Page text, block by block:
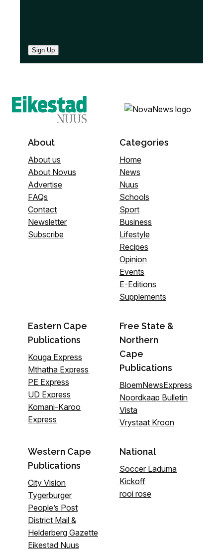
Sign Up
About
About us
About Novus
Advertise
FAQs
Contact
Newsletter
Subscribe
Categories
Home
News
Nuus
Schools
Sport
Business
Lifestyle
Recipes
Opinion
Events
E-Editions
Supplements
Eastern Cape
Publications
Kouga Express
Mthatha Express
PE Express
UD Express
Komani-Karoo
Express
Free State &
Northern
Cape
Publications
BloemNewsExpress
Noordkaap Bulletin
Vista
Vrystaat Kroon
Western Cape
Publications
City Vision
Tygerburger
People’s Post
District Mail &
Helderberg Gazette
Eikestad Nuus
National
Soccer Laduma
Kickoff
rooi rose